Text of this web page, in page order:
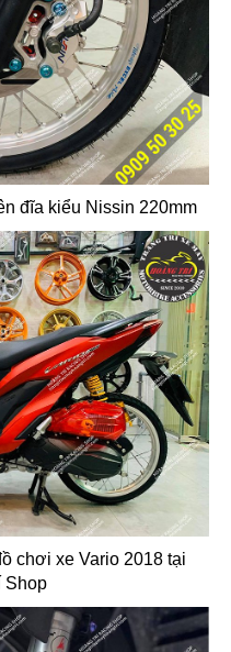
đĩa kiểu Nissin 220mm
chơi xe Vario 2018 tại
Shop